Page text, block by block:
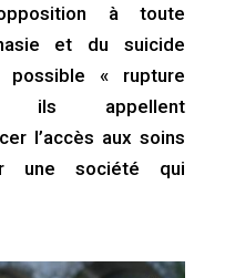
à toute
et du suicide
possible « rupture
ils appellent
l’accès aux soins
une société qui